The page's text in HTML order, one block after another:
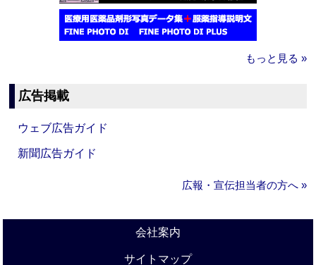
もっと見る »
広告掲載
ウェブ広告ガイド
新聞広告ガイド
広報・宣伝担当者の方へ »
会社案内
サイトマップ